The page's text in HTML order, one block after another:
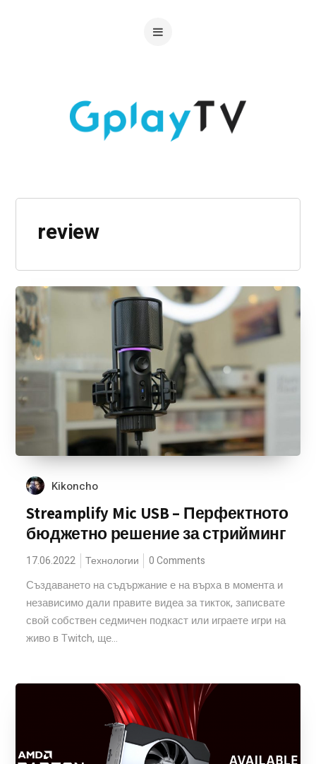
review
Kikoncho
Streamplify Mic USB – Перфектното
бюджетно решение за стрийминг
17.06.2022 Технологии 0 Comments
Създаването на съдържание е на върха в момента и
независимо дали правите видеа за тикток, записвате
свой собствен седмичен подкаст или играете игри на
живо в Twitch, ще...